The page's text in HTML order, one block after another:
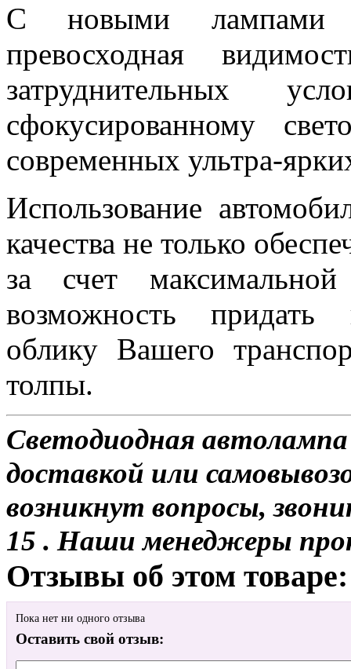
С новыми лампами
превосходная
затруднительных
сфокусированному
современных ультра-
Использование
качества не только
за счет
возможность придать
облику Вашего
толпы.
Светодиодная
доставкой или
возникнут вопросы,
15 . Наши менеджеры
Отзывы об этом товаре:
Пока нет ни одного отзыва
Оставить свой отзыв: